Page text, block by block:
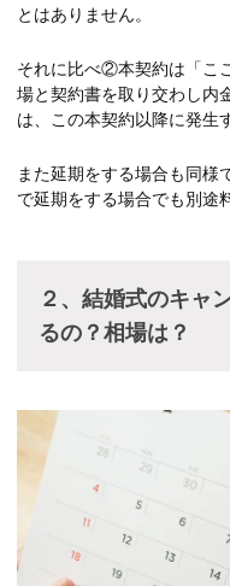
とはありません。
それに比べ②本契約は「こ
場と契約書を取り交わし内
は、この本契約以降に発生
また延期をする場合も同様
で延期をする場合でも別途
２、結婚式のキャ
るの？相場は？